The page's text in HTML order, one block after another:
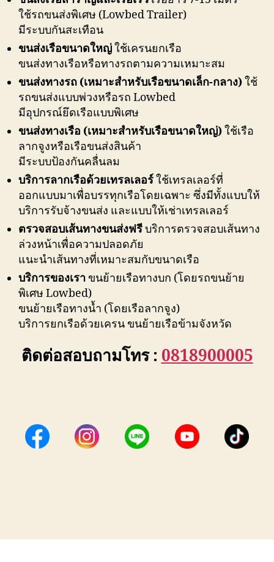
ใช้รถขนส่งพิเศษ (Lowbed Trailer)
มีระบบกันสะเทือน
ขนส่งเรือขนาดใหญ่ใช้เครนยกเรือ
ขนส่งทางเรือหรือทางรถตามความเหมาะสม
ขนส่งทางรถ (เหมาะสำหรับเรือขนาดเล็ก-กลาง)ใช้
รถขนส่งแบบพ่วงหรือรถ Lowbed
มีอุปกรณ์ยึดเรือแบบพิเศษ
ขนส่งทางเรือ (เหมาะสำหรับเรือขนาดใหญ่)ใช้เรือ
ลากจูงหรือเรือขนส่งสินค้า
มีระบบป้องกันคลื่นลม
บริการลากเรือด้วยเทรลเลอร์ใช้เทรลเลอร์ที่
ออกแบบมาเพื่อบรรทุกเรือโดยเฉพาะ ซึ่งมีทั้งแบบให้
บริการรับจ้างขนส่ง และแบบให้เช่าเทรลเลอร์
ตรวจสอบเส้นทางขนส่งฟรีบริการตรวจสอบเส้นทาง
ล่วงหน้าเพื่อความปลอดภัย
แนะนำเส้นทางที่เหมาะสมกับขนาดเรือ
บริการของเรา ขนย้ายเรือทางบก (โดยรถขนย้าย
พิเศษ Lowbed)
ขนย้ายเรือทางน้ำ (โดยเรือลากจูง)
บริการยกเรือด้วยเครน ขนย้ายเรือข้ามจังหวัด
ติดต่อสอบถามโทร : 0818900005